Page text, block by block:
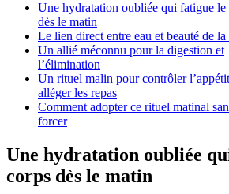
Une hydratation oubliée qui fatigue le
dès le matin
Le lien direct entre eau et beauté de la
Un allié méconnu pour la digestion et
l’élimination
Un rituel malin pour contrôler
alléger les repas
Comment adopter ce rituel matinal
forcer
Une hydratation oubliée
corps dès le matin